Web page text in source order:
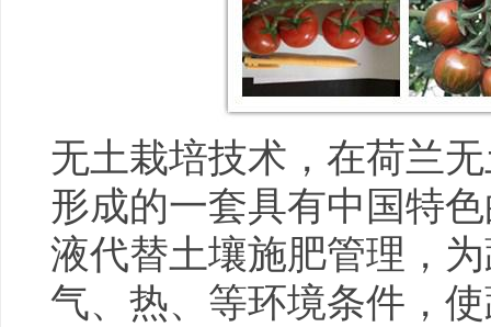
无土栽培技术，在荷兰
形成的一套具有中国特
液代替土壤施肥管理，
气、热、等环境条件，